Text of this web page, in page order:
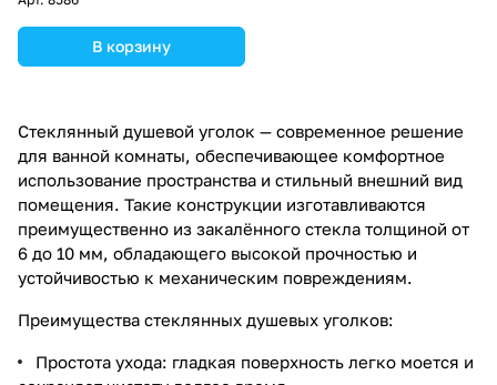
В корзину
Стеклянный душевой уголок — современное решение
для ванной комнаты, обеспечивающее комфортное
использование пространства и стильный внешний вид
помещения. Такие конструкции изготавливаются
преимущественно из закалённого стекла толщиной от
6 до 10 мм, обладающего высокой прочностью и
устойчивостью к механическим повреждениям.
Преимущества стеклянных душевых уголков:
Простота ухода: гладкая поверхность легко моется и